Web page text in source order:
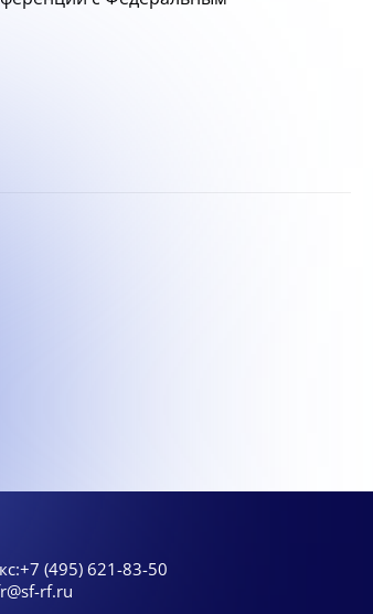
+7 (495) 621-83-50
rf.ru